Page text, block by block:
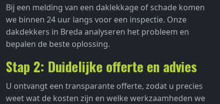
Bij een melding van een daklekkage of schade komen
we binnen 24 uur langs voor een inspectie. Onze
dakdekkers in Breda analyseren het probleem en
bepalen de beste oplossing.
Stap 2: Duidelijke offerte en advies
U ontvangt een transparante offerte, zodat u precies
weet wat de kosten zijn en welke werkzaamheden we